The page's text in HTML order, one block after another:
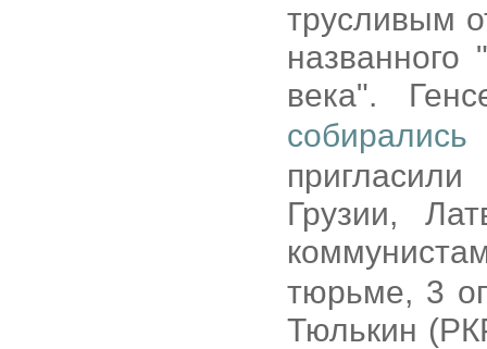
трусливым
века".
Грузии,
тюрьме, 3
Тюлькин